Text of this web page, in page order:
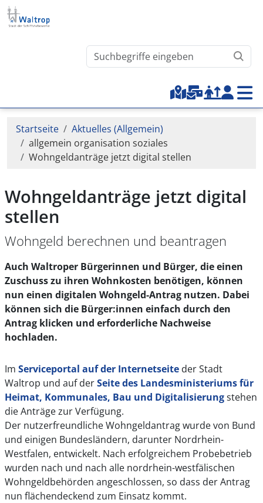
Direkt zum Inhalt
Waltrop.de durchsuchen
Top-Menu
Pfadnavigation
Startseite
Aktuelles (Allgemein)
allgemein organisation soziales
Wohngeldanträge jetzt digital stellen
Wohngeldanträge jetzt digital
stellen
Wohngeld berechnen und beantragen
Auch Waltroper Bürgerinnen und Bürger, die einen
Zuschuss zu ihren Wohnkosten benötigen, können
nun einen digitalen Wohngeld-Antrag nutzen. Dabei
können sich die Bürger:innen einfach durch den
Antrag klicken und erforderliche Nachweise
hochladen.
Im Serviceportal auf der Internetseite der Stadt
Waltrop und auf derSeite des Landesministeriums für
Heimat, Kommunales, Bau und Digitalisierungstehen
die Anträge zur Verfügung.
Der nutzerfreundliche Wohngeldantrag wurde von Bund
und einigen Bundesländern, darunter Nordrhein-
Westfalen, entwickelt. Nach erfolgreichem Probebetrieb
wurden nach und nach alle nordrhein-westfälischen
Wohngeldbehörden angeschlossen, so dass der Antrag
nun flächendeckend zum Einsatz kommt.